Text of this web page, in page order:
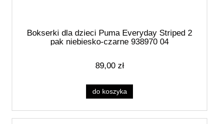
Bokserki dla dzieci Puma Everyday Striped 2
pak niebiesko-czarne 938970 04
89,00 zł
do koszyka